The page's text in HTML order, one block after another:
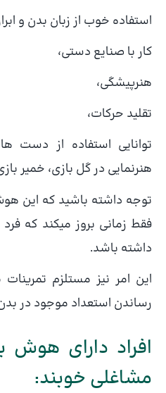
استفاده خوب از زبان بدن و
کار با صنایع دستی،
هنرپیشگی،
تقلید حرکات،
توانایی استفاده از دست
هنرنمایی در گل بازی، خمیر
توجه داشته باشید که این
فقط زمانی بروز میکند که
داشته باشد.
این امر نیز مستلزم
رساندن استعداد موجود در
افراد دارای هوش
مشاغلی خوبند: